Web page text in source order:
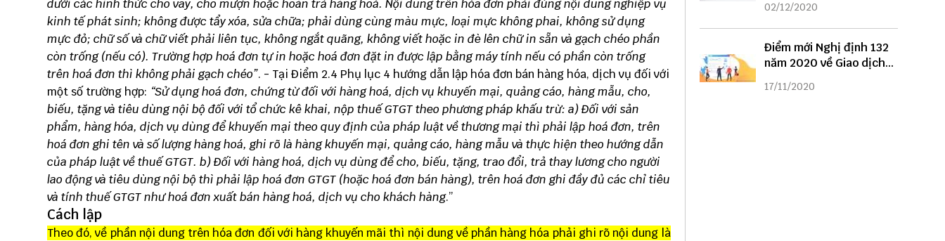
dưới các hình thức cho vay, cho mượn hoặc hoàn trả hàng hoá. Nội dung trên hóa đơn phải đúng nội dung nghiệp vụ
kinh tế phát sinh; không được tẩy xóa, sửa chữa; phải dùng cùng màu mực, loại mực không phai, không sử dụng
mực đỏ; chữ số và chữ viết phải liên tục, không ngắt quãng, không viết hoặc in đè lên chữ in sẵn và gạch chéo phần
còn trống (nếu có). Trường hợp hoá đơn tự in hoặc hoá đơn đặt in được lập bằng máy tính nếu có phần còn trống
trên hoá đơn thì không phải gạch chéo”. - Tại Điểm 2.4 Phụ lục 4 hướng dẫn lập hóa đơn bán hàng hóa, dịch vụ đối với
một số trường hợp: “Sử dụnghoá đơn, chứng từđối với hàng hoá, dịch vụ khuyến mại, quảng cáo, hàng mẫu, cho,
biếu, tặng và tiêu dùng nội bộ đối với tổ chức kê khai, nộp thuế GTGT theo phương pháp khấu trừ: a) Đối với sản
phẩm, hàng hóa, dịch vụ dùng để khuyến mại theo quy định của pháp luật về thương mại thì phải lập hoá đơn, trên
hoá đơn ghi tên và số lượng hàng hoá, ghi rõ là hàng khuyến mại, quảng cáo, hàng mẫu và thực hiện theo hướng dẫn
của pháp luật về thuế GTGT. b) Đối với hàng hoá, dịch vụ dùng để cho, biếu, tặng, trao đổi, trả thay lương cho người
lao động và tiêu dùng nội bộ thì phải lập hoá đơn GTGT (hoặc hoá đơn bán hàng), trên hoá đơn ghi đầy đủ các chỉ tiêu
và tính thuế GTGT như hoá đơn xuất bán hàng hoá, dịch vụ cho khách hàng.”
Cách lập
Theo đó, về phần nội dung trên hóa đơn đối với hàng khuyến mãi thì nội dung về phần hàng hóa phải ghi rõ nội dung là
02/12/2020
Điểm mới Nghị định 132
năm 2020 về Giao dịch
liên kết
17/11/2020